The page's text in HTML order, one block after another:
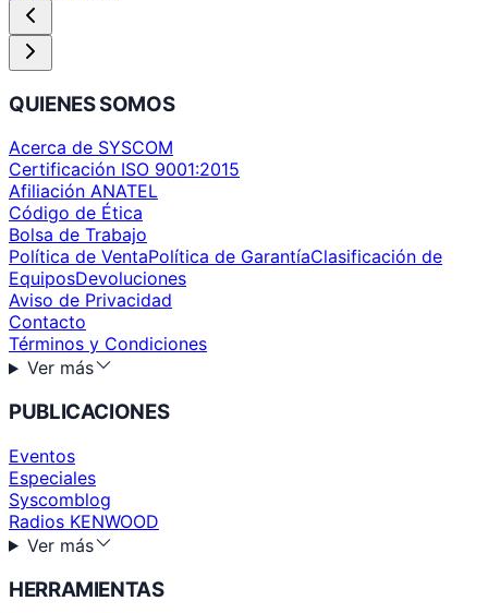
QUIENES SOMOS
Acerca de SYSCOM
Certificación ISO 9001:2015
Afiliación ANATEL
Código de Ética
Bolsa de Trabajo
Política de VentaPolítica de GarantíaClasificación de
EquiposDevoluciones
Aviso de Privacidad
Contacto
Términos y Condiciones
Ver más
PUBLICACIONES
Eventos
Especiales
Syscomblog
Radios KENWOOD
Ver más
HERRAMIENTAS